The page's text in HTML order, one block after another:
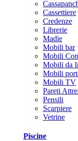
Cassettiere
Credenze
Librerie
Madie
Mobili bar
Mobili
Mobili da
Mobili
Mobili TV
Pareti
Pensili
Scarpiere
Vetrine
Piscine